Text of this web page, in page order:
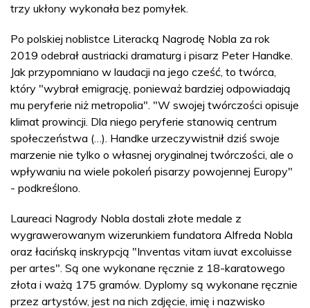
trzy ukłony wykonała bez pomyłek.
Po polskiej noblistce Literacką Nagrodę Nobla za rok
2019 odebrał austriacki dramaturg i pisarz Peter Handke.
Jak przypomniano w laudacji na jego cześć, to twórca,
który "wybrał emigrację, ponieważ bardziej odpowiadają
mu peryferie niż metropolia". "W swojej twórczości opisuje
klimat prowincji. Dla niego peryferie stanowią centrum
społeczeństwa (…). Handke urzeczywistnił dziś swoje
marzenie nie tylko o własnej oryginalnej twórczości, ale o
wpływaniu na wiele pokoleń pisarzy powojennej Europy"
- podkreślono.
Laureaci Nagrody Nobla dostali złote medale z
wygrawerowanym wizerunkiem fundatora Alfreda Nobla
oraz łacińską inskrypcją "Inventas vitam iuvat excoluisse
per artes". Są one wykonane ręcznie z 18-karatowego
złota i ważą 175 gramów. Dyplomy są wykonane ręcznie
przez artystów, jest na nich zdjęcie, imię i nazwisko